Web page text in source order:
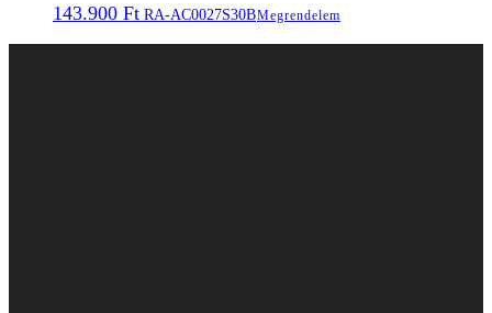
143.900 Ft RA-AC0027S30BMegrendelem